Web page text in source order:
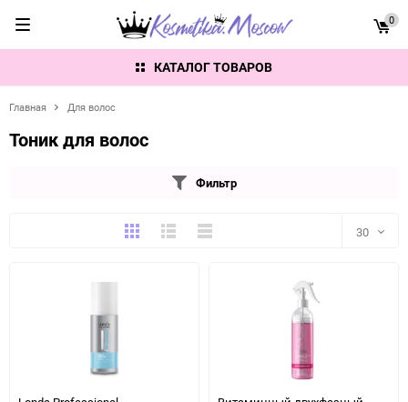
КАТАЛОГ ТОВАРОВ
0
Главная Для волос
Тоник для волос
Фильтр
ПлиткаПодробноКомпактно 30